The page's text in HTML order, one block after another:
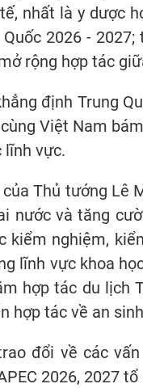
nhất là y dược
2026 -
rộng hợp tác
định Trung
Việt Nam
lĩnh vực.
Thủ tướng Lê
nước và tăng
kiểm nghiệm,
lĩnh vực khoa
hợp tác du lịch
hợp tác về an
đổi về các
2026, 2027